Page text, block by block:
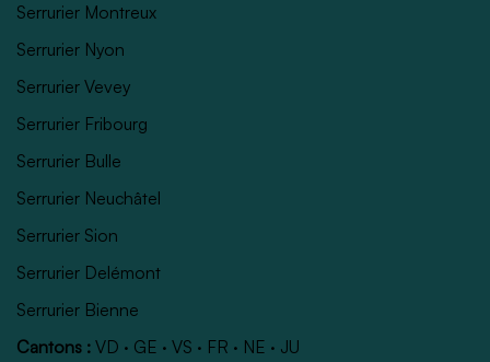
Serrurier Montreux
Serrurier Nyon
Serrurier Vevey
Serrurier Fribourg
Serrurier Bulle
Serrurier Neuchâtel
Serrurier Sion
Serrurier Delémont
Serrurier Bienne
Cantons : VD · GE · VS · FR · NE · JU